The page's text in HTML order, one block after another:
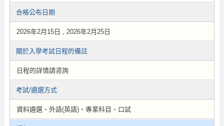
合格公布日期
2026年2月15日 , 2026年2月25日
關於入學考試日程的備註
日程的詳情請咨詢
考試/遴選方式
資料遴選、外語(英語)、專業科目、口試